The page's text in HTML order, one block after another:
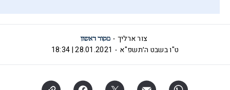
צור ארליך
ט"ו בשבט ה׳תשפ"א
28.01.2021 | 18:34